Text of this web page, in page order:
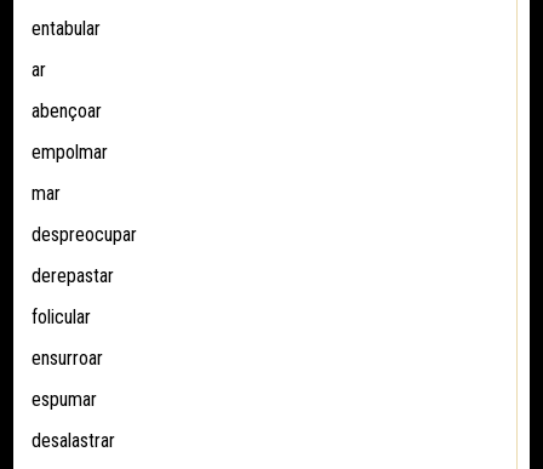
entabular
ar
abençoar
empolmar
mar
despreocupar
derepastar
folicular
ensurroar
espumar
desalastrar